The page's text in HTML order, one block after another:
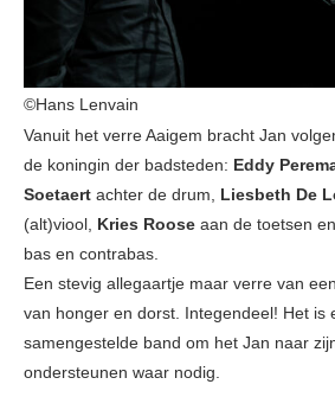
©Hans Lenvain
Vanuit het verre Aaigem bracht Jan
de koningin der badsteden: Eddy
Soetaert achter de drum, Liesbeth De
(alt)viool, Kries Roose aan de toetsen en
bas en contrabas.
Een stevig allegaartje maar verre van
van honger en dorst. Integendeel! Het is
samengestelde band om het Jan naar
ondersteunen waar nodig.